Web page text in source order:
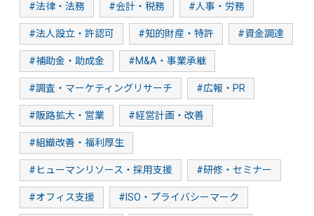
#法律・法務 #会計・税務 #人事・労務
#法人設立・許認可 #知的財産・特許 #資金調達
#補助金・助成金 #M&A・事業承継
#調査・マーケティングリサーチ #広報・PR
#販路拡大・営業 #経営計画・改善
#組織改善・福利厚生
#ヒューマンリソース・採用支援 #研修・セミナー
#オフィス支援 #ISO・プライバシーマーク